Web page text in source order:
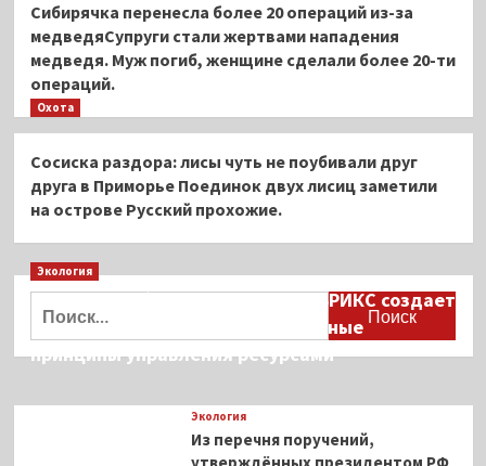
Сибирячка перенесла более 20 операций из-за
медведяСупруги стали жертвами нападения
медведя. Муж погиб, женщине сделали более 20-ти
операций.
Охота
Сосиска раздора: лисы чуть не поубивали друг
друга в Приморье Поединок двух лисиц заметили
на острове Русский прохожие.
Экология
Дмитрий Кобылкин: площадка БРИКС создает
возможность сформировать единые
принципы управления ресурсами
Экология
Из перечня поручений,